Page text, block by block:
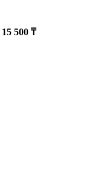
15 500 ₸